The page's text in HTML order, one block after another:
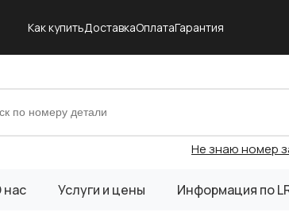
Как купитьДоставкаОплатаГарантия
Не знаю номер
нас Услуги и цены Информация по